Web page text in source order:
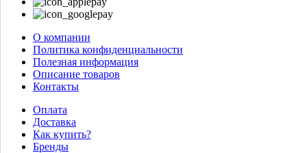
О компании
Политика конфиденциальности
Полезная информация
Описание товаров
Контакты
Оплата
Доставка
Как купить?
Бренды